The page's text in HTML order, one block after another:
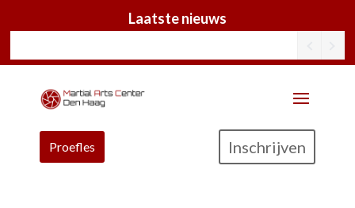
Laatste nieuws
Proefles Inschrijven